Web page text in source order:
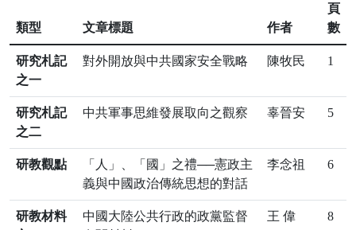
類型 文章標題 作者
頁
數
研究札記
之一
對外開放與中共國家安全戰略 陳牧民 1
研究札記
之二
中共軍事思維發展取向之觀察 辜晉安 5
研教觀點
「人」、「國」之禮──憲政主
義與中國政治傳統思想的對話
李念祖 6
研教材料
中國大陸公共行政的政黨監督
王 偉 8